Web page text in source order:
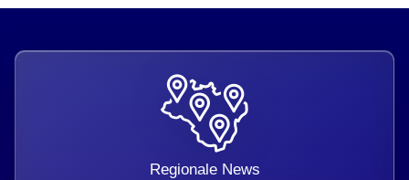
Regionale News